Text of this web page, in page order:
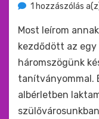
bymonkey
1 hozzászólás
Most leírom
kezdődött az
háromszögünk
tanítványommal.
albérletben